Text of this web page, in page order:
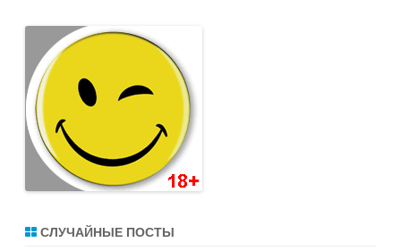
СЛУЧАЙНЫЕ ПОСТЫ